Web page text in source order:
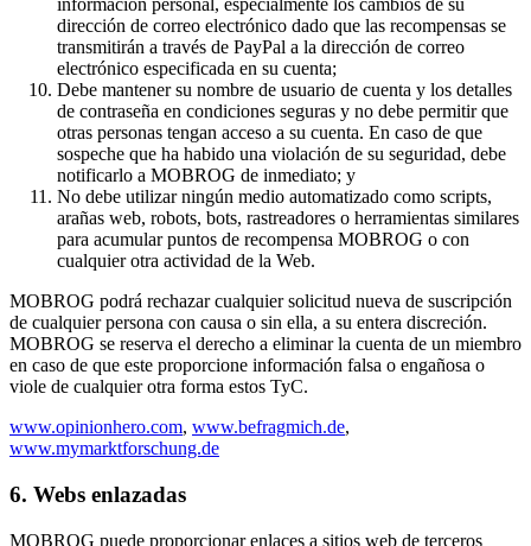
información personal, especialmente los cambios de su
dirección de correo electrónico dado que las recompensas se
transmitirán a través de PayPal a la dirección de correo
electrónico especificada en su cuenta;
Debe mantener su nombre de usuario de cuenta y los detalles
de contraseña en condiciones seguras y no debe permitir que
otras personas tengan acceso a su cuenta. En caso de que
sospeche que ha habido una violación de su seguridad, debe
notificarlo a MOBROG de inmediato; y
No debe utilizar ningún medio automatizado como scripts,
arañas web, robots, bots, rastreadores o herramientas similares
para acumular puntos de recompensa MOBROG o con
cualquier otra actividad de la Web.
MOBROG podrá rechazar cualquier solicitud nueva de suscripción
de cualquier persona con causa o sin ella, a su entera discreción.
MOBROG se reserva el derecho a eliminar la cuenta de un miembro
en caso de que este proporcione información falsa o engañosa o
viole de cualquier otra forma estos TyC.
www.opinionhero.com, www.befragmich.de,
www.mymarktforschung.de
6. Webs enlazadas
MOBROG puede proporcionar enlaces a sitios web de terceros